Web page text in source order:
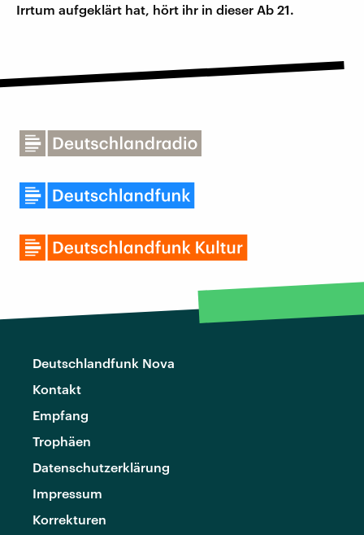
Irrtum aufgeklärt hat, hört ihr in dieser Ab 21.
Deutschlandfunk Nova
Kontakt
Empfang
Trophäen
Datenschutzerklärung
Impressum
Korrekturen